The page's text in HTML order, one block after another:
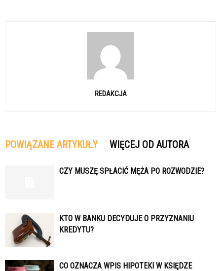
REDAKCJA
POWIĄZANE ARTYKUŁY WIĘCEJ OD AUTORA
CZY MUSZĘ SPŁACIĆ MĘŻA PO ROZWODZIE?
KTO W BANKU DECYDUJE O PRZYZNANIU
KREDYTU?
CO OZNACZA WPIS HIPOTEKI W KSIĘDZE